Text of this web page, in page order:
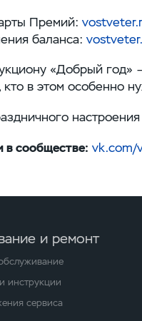
Премий:
баланса:
«Добрый
в этом особенно
в сообществе: vk.com/
и ремонт
инструкции
сервиса